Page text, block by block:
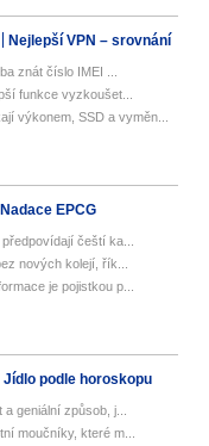
Nejlepší VPN – srovnání
znát číslo IMEI ...
funkce vyzkoušet...
výkonem, SSD a vyměn...
Nadace EPCG
čeští ka...
nových kolejí, řík...
je pojistkou p...
Jídlo podle horoskopu
geniální způsob, j...
moučníky, které m...